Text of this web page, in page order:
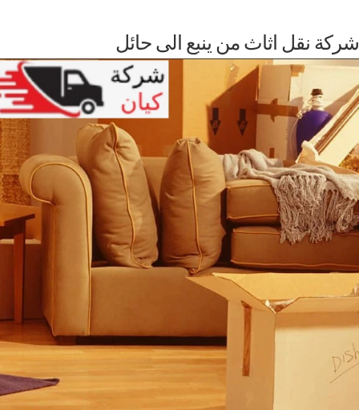
نقل اثاث من ينبع الى حائل